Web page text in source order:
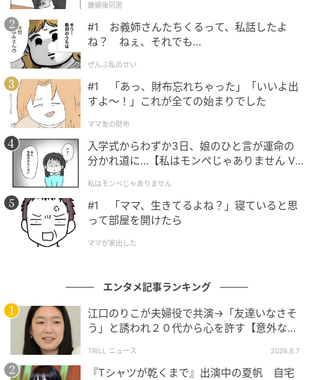
次の記事
#1 お義姉さんたちくるって、私話したよ
ね？ ねぇ、それでも…
の記事をもっとみる
離婚後同居
#1 お義姉さんたちくるって、私話したよ
ね？ ねぇ、それでも…
ぜんぶ私のせい
#1 「あっ、財布忘れちゃった」「いいよ出
すよ〜！」これが全ての始まりでした
ママ友の財布
入学式からわずか3日、娘のひと言が運命の
分かれ道に…【私はモンペじゃありません Vo
私はモンペじゃありません
#1 「ママ、生きてるよね？」寝ていると思
って部屋を開けたら
ママが家出した
エンタメ記事ランキング
江口のりこが夫婦役で共演→「友達いなさそ
う」と誘われ２０代から心を許す【意外な親
TRILL ニュース 2026.8.7
『Tシャツが乾くまで』出演中の夏帆 自宅